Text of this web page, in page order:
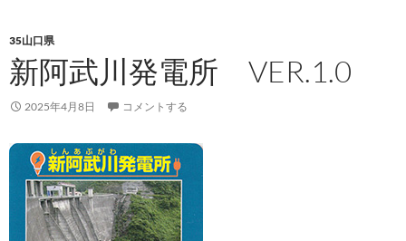
35山口県
新阿武川発電所 VER.1.0
2025年4月8日 コメントする